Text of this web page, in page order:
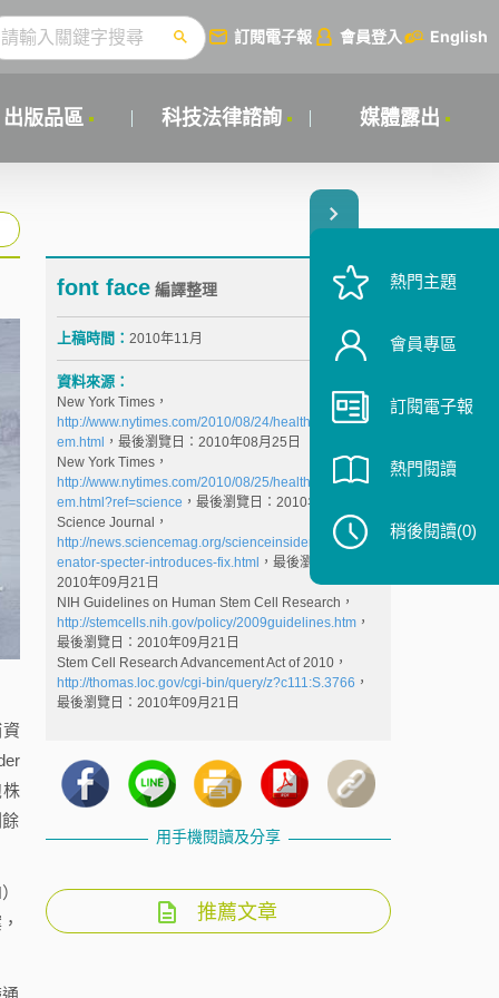
訂閱電子報 會員登入 English
出版品區 科技法律諮詢 媒體露出
font face編譯整理
上稿時間： 2010年11月
資料來源：
New York Times，
http://www.nytimes.com/2010/08/24/health/policy/24st
em.html ，最後瀏覽日：2010年08月25日
New York Times，
http://www.nytimes.com/2010/08/25/health/policy/25st
em.html?ref=science ，最後瀏覽日：2010年08月25日
Science Journal，
http://news.sciencemag.org/scienceinsider/2010/09/s
enator-specter-introduces-fix.html ，最後瀏覽日：
2010年09月21日
NIH Guidelines on Human Stem Cell Research，
http://stemcells.nih.gov/policy/2009guidelines.htm，
最後瀏覽日：2010年09月21日
Stem Cell Research Advancement Act of 2010，
http://thomas.loc.gov/cgi-bin/query/z?c111:S.3766 ，
最後瀏覽日：2010年09月21日
用手機閱讀及分享
推薦文章
熱門主題
會員專區
訂閱電子報
熱門閱讀
稍後閱讀(0)